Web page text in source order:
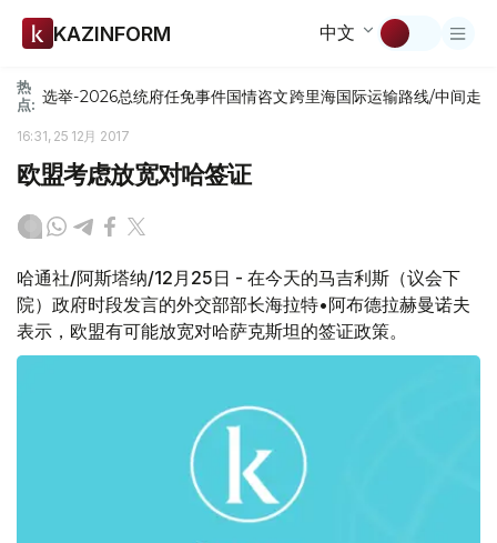
KAZINFORM 中文
热
点: 选举-2026总统府任免事件国情咨文跨里海国际运输路线/中间走廊
16:31, 25 12月 2017
欧盟考虑放宽对哈签证
哈通社/阿斯塔纳/12月25日 - 在今天的马吉利斯（议会下
院）政府时段发言的外交部部长海拉特•阿布德拉赫曼诺夫
表示，欧盟有可能放宽对哈萨克斯坦的签证政策。